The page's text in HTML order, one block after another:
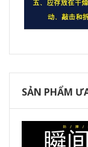
SẢN PHẨM